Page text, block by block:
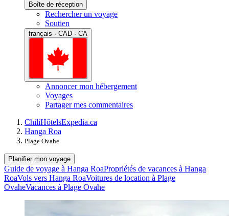
Boîte de réception
Rechercher un voyage
Soutien
français · CAD · CA
Annoncer mon hébergement
Voyages
Partager mes commentaires
ChiliHôtelsExpedia.ca
Hanga Roa
Plage Ovahe
Planifier mon voyage
Guide de voyage à Hanga RoaPropriétés de vacances à Hanga
RoaVols vers Hanga RoaVoitures de location à Plage
OvaheVacances à Plage Ovahe